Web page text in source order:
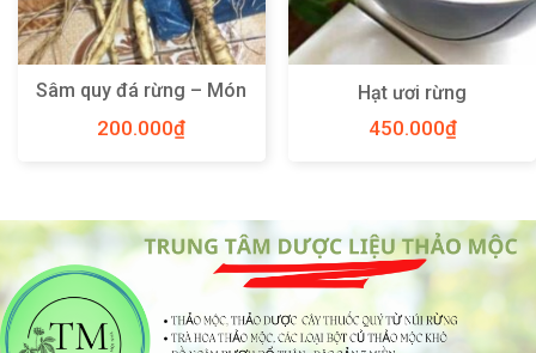
Sâm quy đá rừng – Món
quà quý thiên nhiên Việt
Nam ban tặng
200.000₫
Hạt ươi rừng
450.000₫